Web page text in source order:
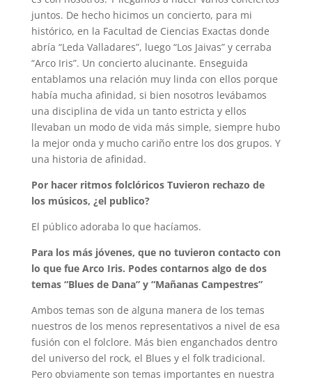
juntos. De hecho hicimos un concierto, para mi
histórico, en la Facultad de Ciencias Exactas donde
abría “Leda Valladares”, luego “Los Jaivas” y cerraba
“Arco Iris”. Un concierto alucinante. Enseguida
entablamos una relación muy linda con ellos porque
había mucha afinidad, si bien nosotros levábamos
una disciplina de vida un tanto estricta y ellos
llevaban un modo de vida más simple, siempre hubo
la mejor onda y mucho cariño entre los dos grupos. Y
una historia de afinidad.
Por hacer ritmos folclóricos Tuvieron rechazo de
los músicos, ¿el publico?
El público adoraba lo que hacíamos.
Para los más jóvenes, que no tuvieron contacto con
lo que fue Arco Iris. Podes contarnos algo de dos
temas “Blues de Dana” y “Mañanas Campestres”
Ambos temas son de alguna manera de los temas
nuestros de los menos representativos a nivel de esa
fusión con el folclore. Más bien enganchados dentro
del universo del rock, el Blues y el folk tradicional.
Pero obviamente son temas importantes en nuestra